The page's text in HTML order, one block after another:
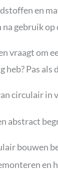
en
na gebruik
vraagt om
heb? Pas
circulair in
abstract
bouwen
en